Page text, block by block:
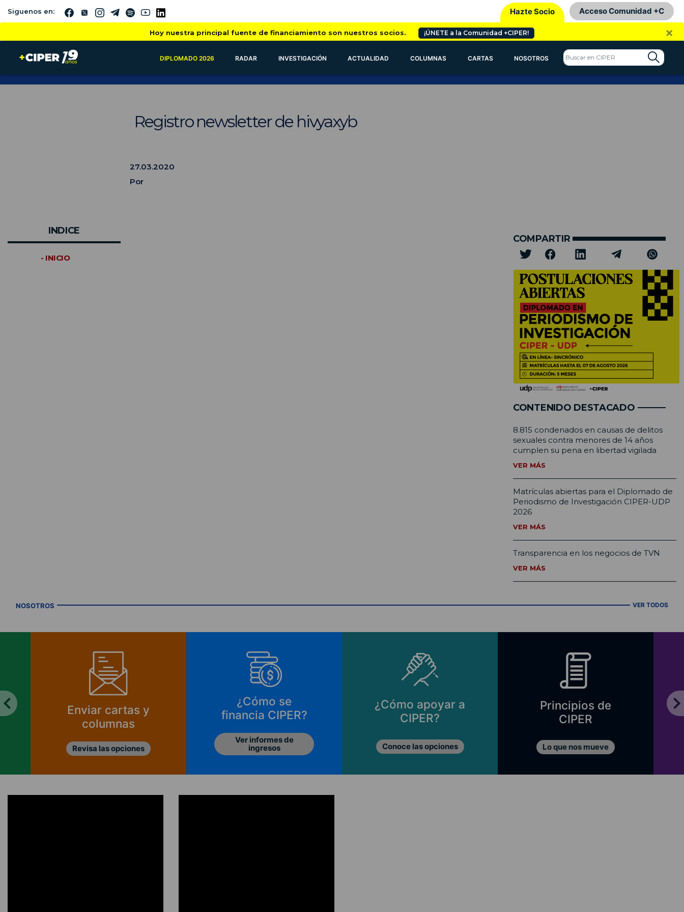
Siguenos en: Hazte Socio Acceso Comunidad +C
Hoy nuestra principal fuente de financiamiento son nuestros socios. ¡ÚNETE a la Comunidad +CIPER! ×
DIPLOMADO 2026 RADAR INVESTIGACIÓN ACTUALIDAD COLUMNAS CARTAS NOSOTROS
Registro newsletter de hivyaxyb
27.03.2020
Por
INDICE
- INICIO
COMPARTIR
CONTENIDO DESTACADO
8.815 condenados en causas de delitos
sexuales contra menores de 14 años
cumplen su pena en libertad vigilada
VER MÁS
Matrículas abiertas para el Diplomado de
Periodismo de Investigación CIPER-UDP
2026
VER MÁS
Transparencia en los negocios de TVN
VER MÁS
NOSOTROS VER TODOS
Enviar cartas y
columnas
Revisa las opciones
¿Cómo se
financia CIPER?
Ver informes de
ingresos
¿Cómo apoyar a
CIPER?
Conoce las opciones
Principios de
CIPER
Lo que nos mueve